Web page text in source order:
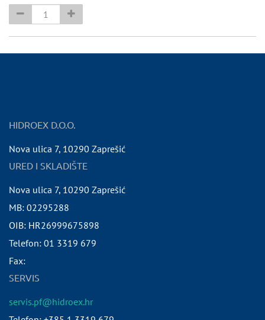
HIDROEX D.O.O.
Nova ulica 7, 10290 Zaprešić
URED I SKLADIŠTE
Nova ulica 7, 10290 Zaprešić
MB: 02295288
OIB: HR26999675898
Telefon: 01 3319 679
Fax:
SERVIS
servis.pf@hidroex.hr